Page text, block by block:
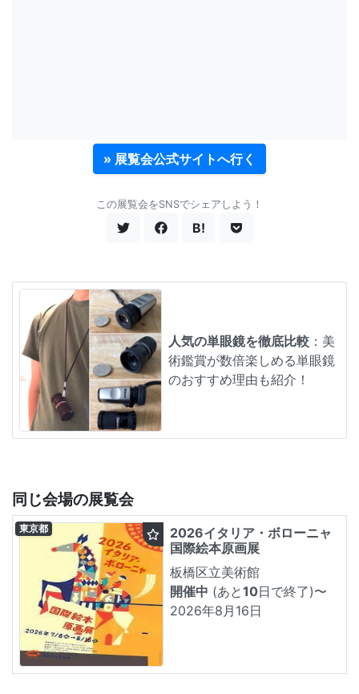
» 展覧会公式サイトへ行く
この展覧会をSNSでシェアしよう！
B!
人気の単眼鏡を徹底比較 ：美
術鑑賞が数倍楽しめる単眼鏡
のおすすめ理由も紹介！
同じ会場の展覧会
2026イタリア・ボローニャ
国際絵本原画展
板橋区立美術館
開催中 (あと10日で終了)〜
2026年8月16日
東京都